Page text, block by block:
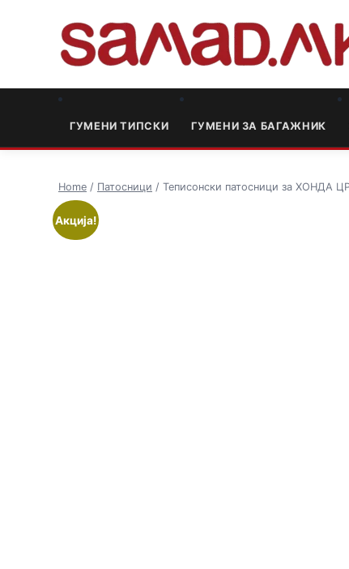
ГУМЕНИ ТИПСКИ ГУМЕНИ ЗА БАГАЖНИК
Home / Патосници / Теписонски патосници за ХОНДА
Акција!